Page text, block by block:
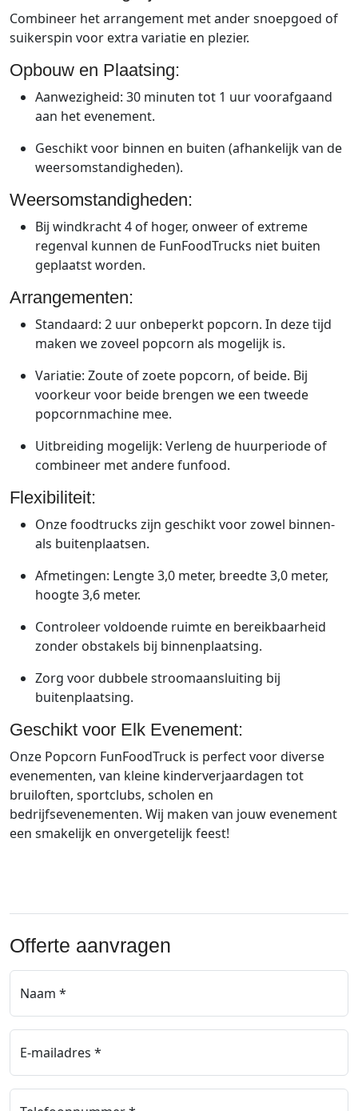
Combineer het arrangement met ander snoepgoed of
suikerspin voor extra variatie en plezier.
Opbouw en Plaatsing:
Aanwezigheid: 30 minuten tot 1 uur voorafgaand
aan het evenement.
Geschikt voor binnen en buiten (afhankelijk van de
weersomstandigheden).
Weersomstandigheden:
Bij windkracht 4 of hoger, onweer of extreme
regenval kunnen de FunFoodTrucks niet buiten
geplaatst worden.
Arrangementen:
Standaard: 2 uur onbeperkt popcorn. In deze tijd
maken we zoveel popcorn als mogelijk is.
Variatie: Zoute of zoete popcorn, of beide. Bij
voorkeur voor beide brengen we een tweede
popcornmachine mee.
Uitbreiding mogelijk: Verleng de huurperiode of
combineer met andere funfood.
Flexibiliteit:
Onze foodtrucks zijn geschikt voor zowel binnen-
als buitenplaatsen.
Afmetingen: Lengte 3,0 meter, breedte 3,0 meter,
hoogte 3,6 meter.
Controleer voldoende ruimte en bereikbaarheid
zonder obstakels bij binnenplaatsing.
Zorg voor dubbele stroomaansluiting bij
buitenplaatsing.
Geschikt voor Elk Evenement:
Onze Popcorn FunFoodTruck is perfect voor diverse
evenementen, van kleine kinderverjaardagen tot
bruiloften, sportclubs, scholen en
bedrijfsevenementen. Wij maken van jouw evenement
een smakelijk en onvergetelijk feest!
Offerte aanvragen
Naam *
E-mailadres *